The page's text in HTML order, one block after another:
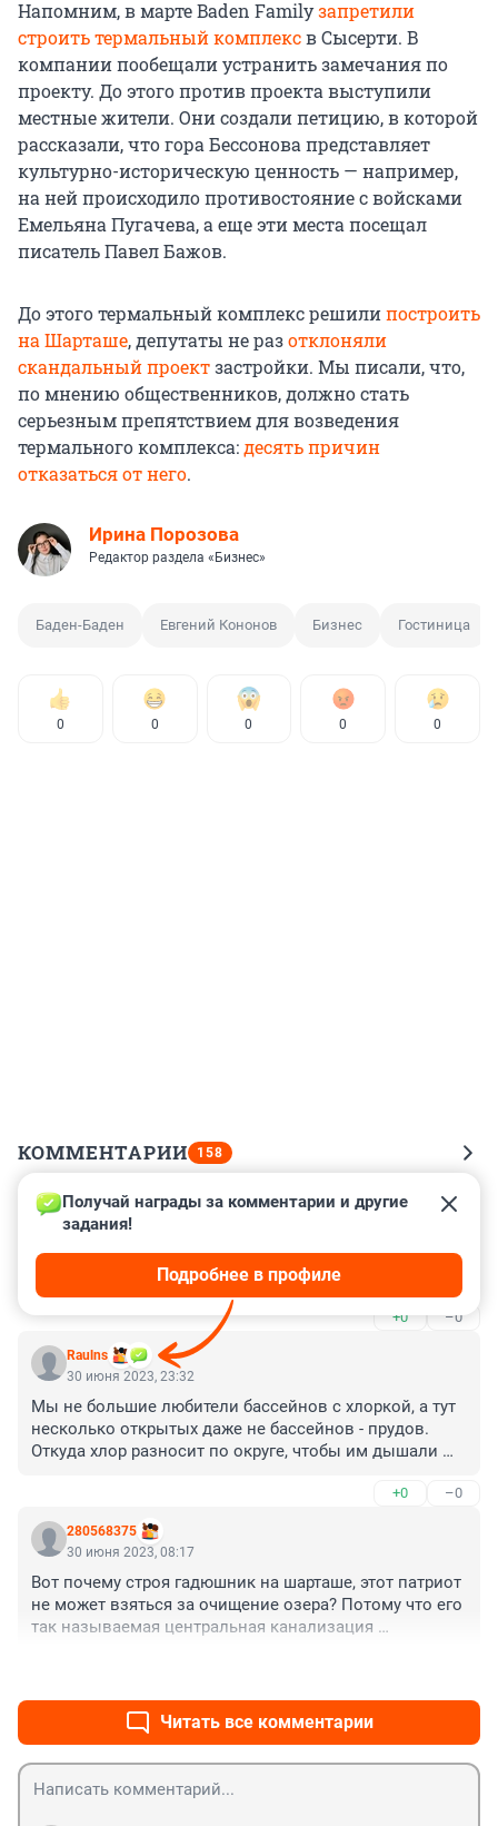
Напомним, в марте Baden Familyзапретили
строить термальный комплексв Сысерти. В
компании пообещали устранить замечания по
проекту. До этого против проекта выступили
местные жители. Они создали петицию, в которой
рассказали, что гора Бессонова представляет
культурно-историческую ценность — например,
на ней происходило противостояние с войсками
Емельяна Пугачева, а еще эти места посещал
писатель Павел Бажов.
До этого термальный комплекс решилипостроить
на Шарташе, депутаты не разотклоняли
скандальный проектзастройки. Мы писали, что,
по мнению общественников, должно стать
серьезным препятствием для возведения
термального комплекса:десять причин
отказаться от него.
Ирина Порозова
Редактор раздела «Бизнес»
Баден-Баден Евгений Кононов Бизнес Гостиница
0 0 0 0 0
КОММЕНТАРИИ 158
Гость
25 июля 2023, 15:30
построили бы уже нормальный парк аттракционов, а
не вот это убожество в ЦПКиО.
+0 –0
Raulns
Получай награды за комментарии и другие
задания!
Подробнее в профиле
30 июня 2023, 23:32
Мы не большие любители бассейнов с хлоркой, а тут
несколько открытых даже не бассейнов - прудов.
Откуда хлор разносит по округе, чтобы им дышали
сливаются в Шарташ, загаживая озеро. Баден-Баден -
это свинство по отношению к жителям города и
наглость перед властями, которые запретили
стройку. Подобные "доходные заведения" надо
строить с километрах от водоохранных зон и с
обязательным соблюдением всех процедур и
счет миллиардера по суду.
+0 –0
280568375
30 июня 2023, 08:17
Вот почему строя гадюшник на шарташе, этот патриот
не может взяться за очищение озера? Потому что его
так называемая центральная канализация
Читать все комментарии